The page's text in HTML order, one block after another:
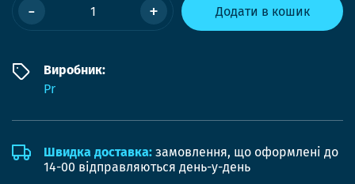
- + Додати в кошик
Виробник:
Pr
Швидка доставка: замовлення, що оформлені до
14-00 відправляються день-у-день